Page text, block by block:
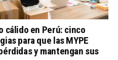
cálido en Perú: cinco
para que las MYPE
y mantengan sus